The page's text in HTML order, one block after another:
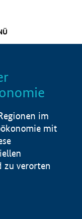
im
mit
zu verorten